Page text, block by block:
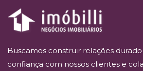
Buscamos construir relações
confiança com nossos clientes e